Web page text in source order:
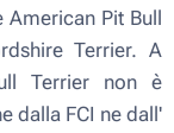
Pit Bull
Terrier. A
Terrier non è
dalla FCI ne dall'